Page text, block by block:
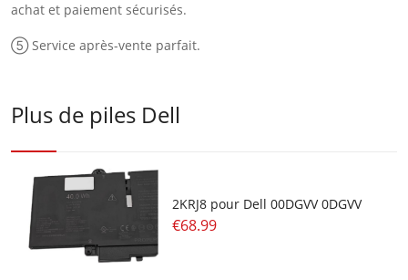
achat et paiement sécurisés.
⑤ Service après-vente parfait.
Plus de piles Dell
2KRJ8 pour Dell 00DGVV 0DGVV
€68.99